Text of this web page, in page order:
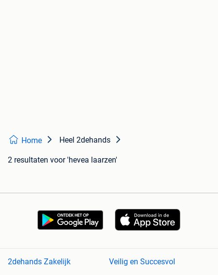
Home Heel 2dehands
2 resultaten voor 'hevea laarzen'
2dehands Zakelijk
Veilig en Succesvol